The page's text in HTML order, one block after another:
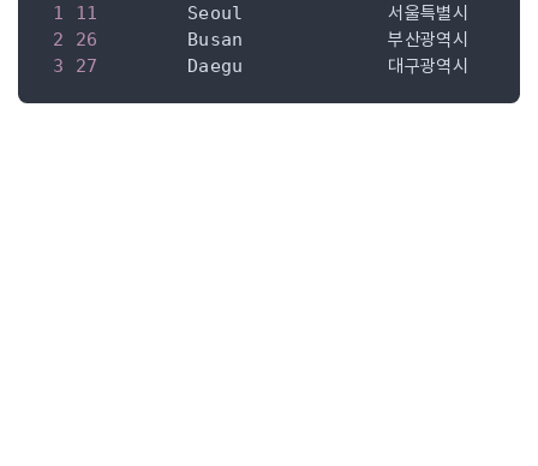
1
11
        Seoul             서울특별시
2
26
        Busan             부산광역시
3
27
        Daegu             대구광역시